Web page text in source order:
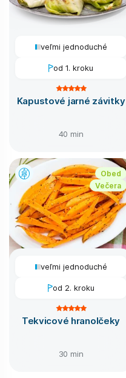
veľmi jednoduché
od 1. kroku
Kapustové jarné závitky
40 min
Obed
Večera
veľmi jednoduché
od 2. kroku
Tekvicové hranolčeky
30 min